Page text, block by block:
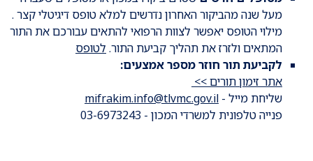
מעל שנה מהביקור האחרון נדרשים למלא טופס דיגיטלי קצר .
מילוי הטופס יאפשר לצוות הרפואי להתאים עבורכם את התור
המתאים ולזרז את תהליך קביעת התור. לטופס
לקביעת תור חוזר מספר אמצעים:
אתר זימון תורים >>
שליחת מייל - mifrakim.info@tlvmc.gov.il
פנייה טלפונית למשרדי המכון - 03-6973243